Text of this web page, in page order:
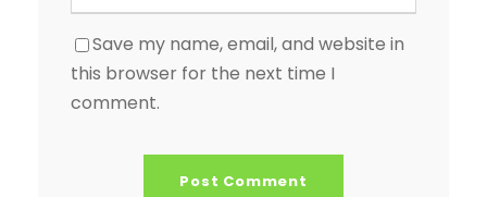
Save my name, email, and website in
this browser for the next time I
comment.